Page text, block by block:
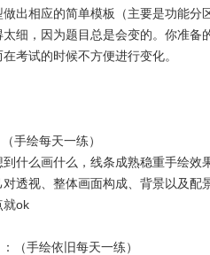
出相应的简单模板（主要是功能
细，因为题目总是会变的。你准
考试的时候不方便进行变化。
手绘每天一练）
什么画什么，线条成熟稳重手绘
透视、整体画面构成、背景以及
就ok
（手绘依旧每天一练）